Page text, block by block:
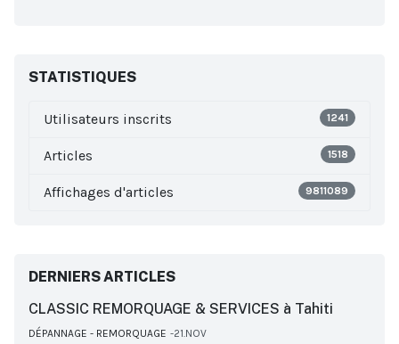
STATISTIQUES
Utilisateurs inscrits 1241
Articles 1518
Affichages d'articles 9811089
DERNIERS ARTICLES
CLASSIC REMORQUAGE & SERVICES à Tahiti
DÉPANNAGE - REMORQUAGE 21.NOV